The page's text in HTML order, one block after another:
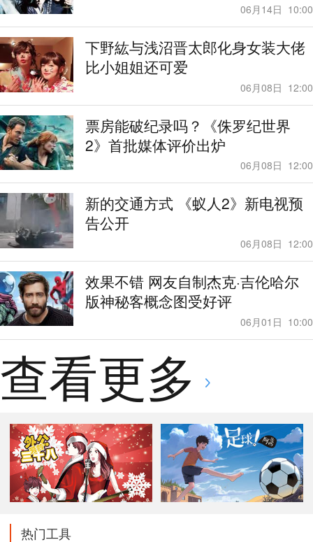
06月14日 10:00
下野紘与浅沼晋太郎化身女装大佬
比小姐姐还可爱
06月08日 12:00
票房能破纪录吗？《侏罗纪世界
2》首批媒体评价出炉
06月08日 12:00
新的交通方式 《蚁人2》新电视预
告公开
06月08日 12:00
效果不错 网友自制杰克·吉伦哈尔
版神秘客概念图受好评
06月01日 10:00
查看更多
热门工具